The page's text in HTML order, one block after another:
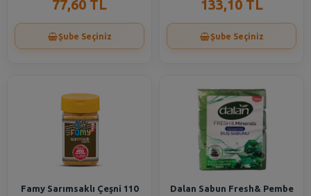
77,60 TL
Şube Seçiniz
133,10 TL
Şube Seçiniz
Famy Sarımsaklı Çeşni 110
Dalan Sabun Fresh& Pembe